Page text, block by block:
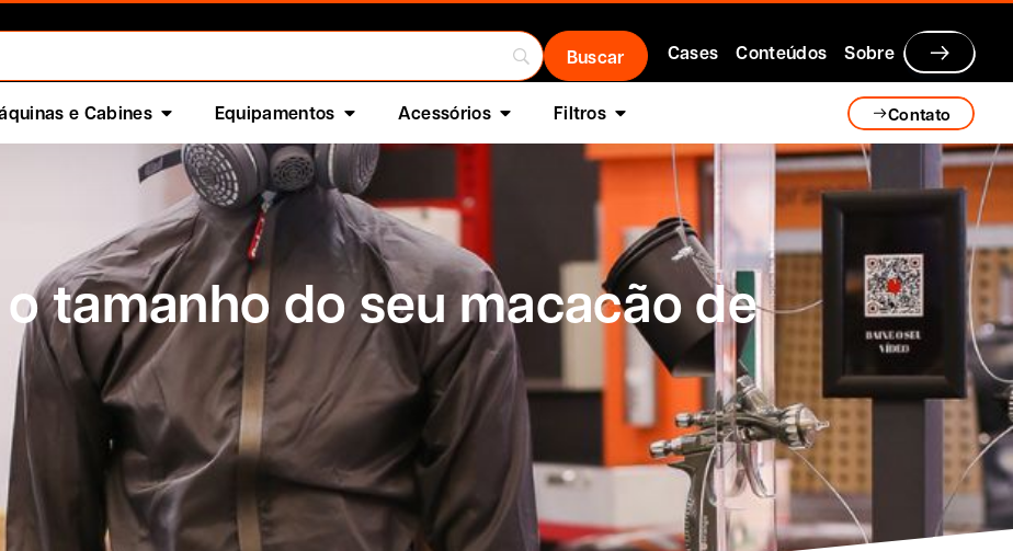
Cases Conteúdos Sobre
e Cabines Equipamentos Acessórios Filtros Contato
tamanho do seu macacão de